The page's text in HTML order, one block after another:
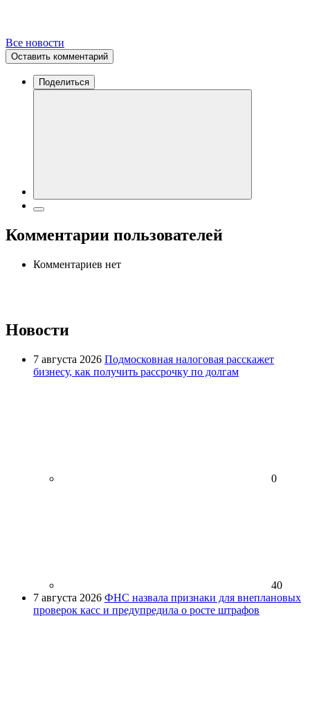
Все новости
Оставить комментарий
Поделиться
Комментарии пользователей
Комментариев нет
Новости
7 августа 2026 Подмосковная налоговая расскажет
бизнесу, как получить рассрочку по долгам
0
40
7 августа 2026 ФНС назвала признаки для внеплановых
проверок касс и предупредила о росте штрафов